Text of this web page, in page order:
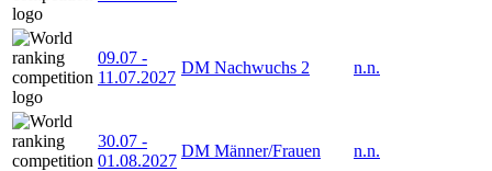
09.07 -
11.07.2027
DM Nachwuchs 2 n.n.
30.07 -
01.08.2027
DM Männer/Frauen n.n.